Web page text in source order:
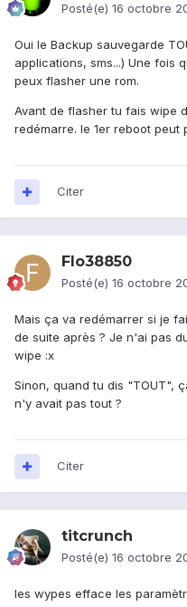
Posté(e) 16 octobre
Oui le Backup sauvegarde
applications, sms...) Une fois
peux flasher une rom.
Avant de flasher tu fais wipe
redémarre. le 1er reboot peut
Citer
Flo38850
Posté(e) 16 octobre
Mais ça va redémarrer si je
de suite après ? Je n'ai pas
wipe :x
Sinon, quand tu dis "TOUT",
n'y avait pas tout ?
Citer
titcrunch
Posté(e) 16 octobre
les wypes efface les